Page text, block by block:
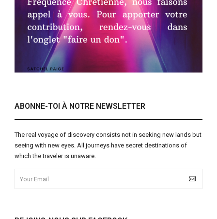
ABONNE-TOI À NOTRE NEWSLETTER
The real voyage of discovery consists not in seeking new lands but
seeing with new eyes. All journeys have secret destinations of
which the traveler is unaware.